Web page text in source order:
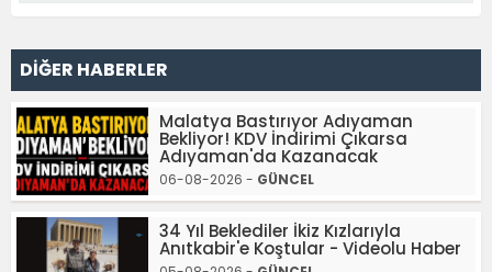
DİĞER HABERLER
Malatya Bastırıyor Adıyaman
Bekliyor! KDV İndirimi Çıkarsa
Adıyaman'da Kazanacak
06-08-2026 - GÜNCEL
34 Yıl Beklediler İkiz Kızlarıyla
Anıtkabir'e Koştular - Videolu Haber